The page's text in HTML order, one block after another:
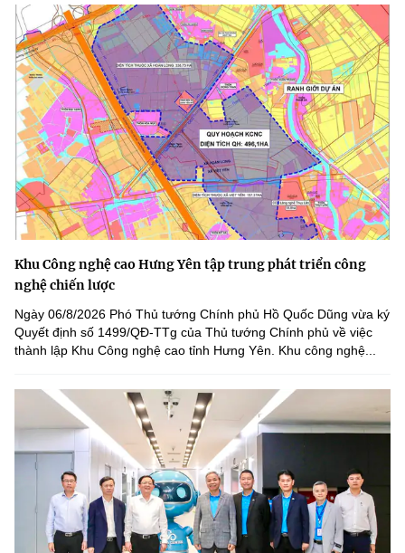
Khu Công nghệ cao Hưng Yên tập trung phát triển công
nghệ chiến lược
Ngày 06/8/2026 Phó Thủ tướng Chính phủ Hồ Quốc Dũng vừa ký
Quyết định số 1499/QĐ-TTg của Thủ tướng Chính phủ về việc
thành lập Khu Công nghệ cao tỉnh Hưng Yên. Khu công nghệ...